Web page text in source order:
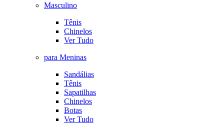
Masculino
Tênis
Chinelos
Ver Tudo
para Meninas
Sandálias
Tênis
Sapatilhas
Chinelos
Botas
Ver Tudo